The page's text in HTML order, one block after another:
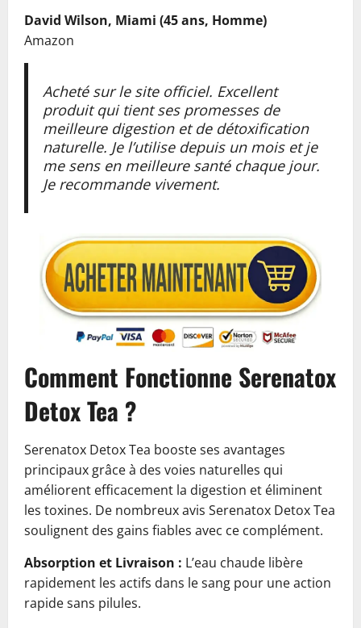
David Wilson, Miami (45 ans, Homme)
Amazon
Acheté sur le site officiel. Excellent
produit qui tient ses promesses de
meilleure digestion et de détoxification
naturelle. Je l’utilise depuis un mois et je
me sens en meilleure santé chaque jour.
Je recommande vivement.
Comment Fonctionne Serenatox
Detox Tea ?
Serenatox Detox Tea booste ses avantages
principaux grâce à des voies naturelles qui
améliorent efficacement la digestion et éliminent
les toxines. De nombreux avis Serenatox Detox Tea
soulignent des gains fiables avec ce complément.
Absorption et Livraison : L’eau chaude libère
rapidement les actifs dans le sang pour une action
rapide sans pilules.